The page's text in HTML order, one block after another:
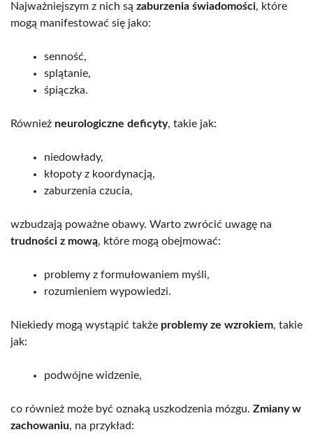
Najważniejszym z nich są zaburzenia świadomości, które
mogą manifestować się jako:
senność,
splątanie,
śpiączka.
Również neurologiczne deficyty, takie jak:
niedowłady,
kłopoty z koordynacją,
zaburzenia czucia,
wzbudzają poważne obawy. Warto zwrócić uwagę na
trudności z mową, które mogą obejmować:
problemy z formułowaniem myśli,
rozumieniem wypowiedzi.
Niekiedy mogą wystąpić także problemy ze wzrokiem, takie
jak:
podwójne widzenie,
co również może być oznaką uszkodzenia mózgu. Zmiany w
zachowaniu, na przykład: